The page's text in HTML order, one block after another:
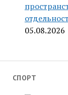
05.08.2026
СПОРТ